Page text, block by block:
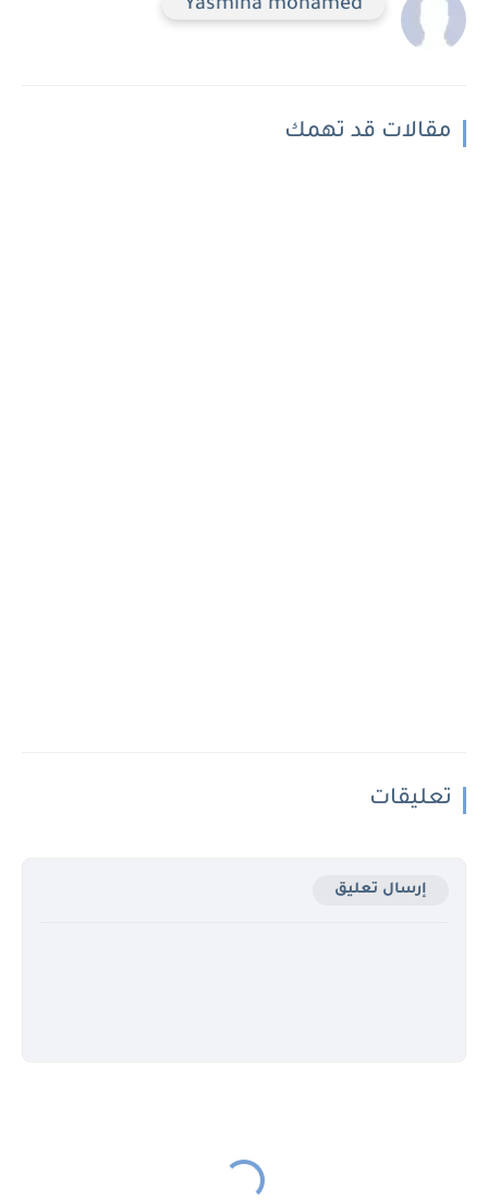
Yasmina mohamed
مقالات قد تهمك
تعليقات
إرسال تعليق